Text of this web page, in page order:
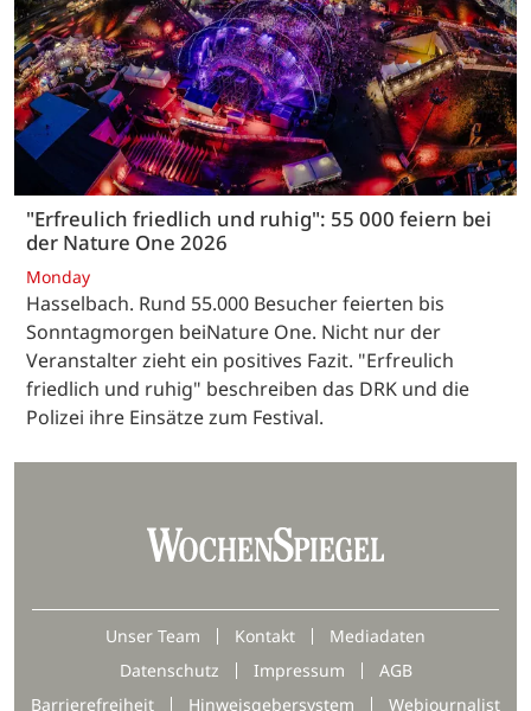
"Erfreulich friedlich und ruhig": 55 000 feiern bei
der Nature One 2026
Monday
Hasselbach. Rund 55.000 Besucher feierten bis
Sonntagmorgen beiNature One. Nicht nur der
Veranstalter zieht ein positives Fazit. "Erfreulich
friedlich und ruhig" beschreiben das DRK und die
Polizei ihre Einsätze zum Festival.
Unser Team Kontakt
Mediadaten
Datenschutz
Impressum
AGB
Barrierefreiheit
Hinweisgebersystem Webjournalist